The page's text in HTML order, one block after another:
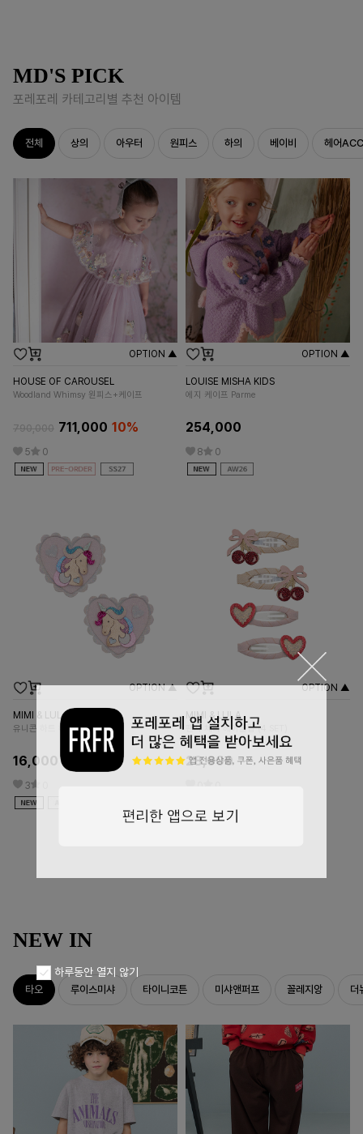
MD'S PICK
포레포레 카테고리별 추천 아이템
전체 상의 아우터 원피스 하의 베이비 헤어ACC
OPTION ▲
HOUSE OF CAROUSEL
Woodland Whimsy 원피스+케이프
790,000 711,000 10%
5 0
OPTION ▲
LOUISE MISHA KIDS
에지 케이프 Parme
254,000
8 0
OPTION ▲
MIMI & LULA
유니콘 하트 헤어클립 (2 SET)
16,000
3
OPTION ▲
MIMI & LULA
팬시 체리 헤어클립 (4 SET)
28,000
0 0
NEW IN
타오 루이스미샤 타이니코튼 미샤앤퍼프 꼴레지앙 더
하루동안 열지 않기